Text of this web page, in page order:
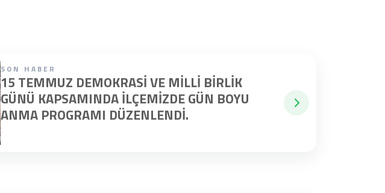
SON HABER
15 TEMMUZ DEMOKRASI VE MILLI BIRLIK
GÜNÜ KAPSAMINDA İLÇEMIZDE GÜN BOYU
ANMA PROGRAMI DÜZENLENDI.